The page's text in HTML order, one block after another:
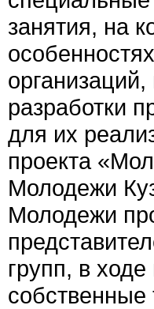
занятия, на
разработки
для их
проекта
Молодежи
Молодежи
групп, в